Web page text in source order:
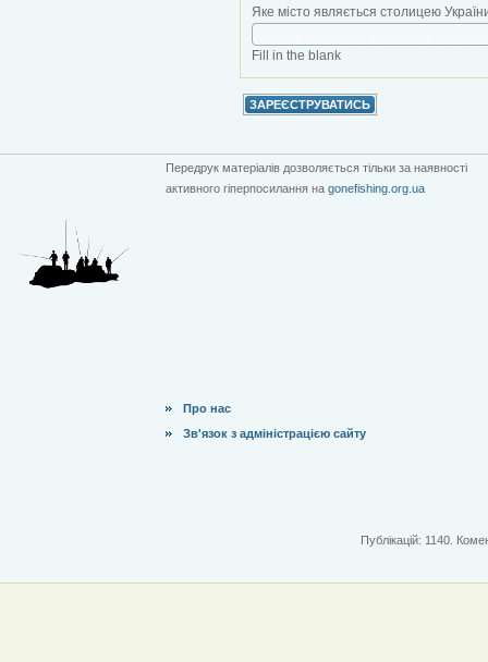
Яке місто являється столицею
Fill in the blank
Передрук матеріалів дозволяється тільки за наявності
активного гіперпосилання на gonefishing.org.ua
Про нас
Зв'язок з адміністрацією сайту
Публікацій: 1140.